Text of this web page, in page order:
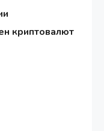
криптовалют